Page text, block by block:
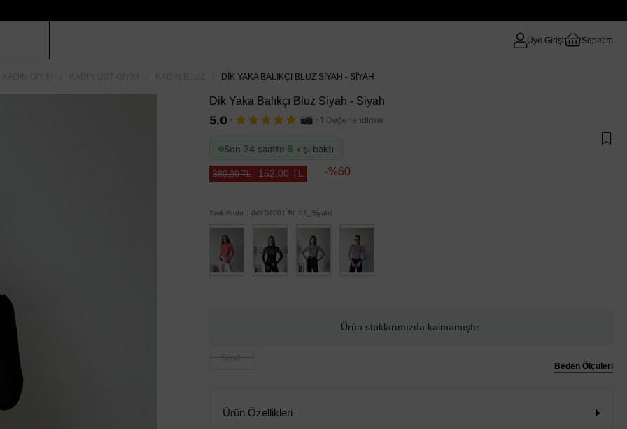
Üye Girişi Sepetim
DIK YAKA BALIKÇI BLUZ SIYAH - SIYAH
Dik Yaka Balıkçı Bluz Siyah - Siyah
5.0 · · 1 Değerlendirme
Son 24 saatte 5 kişi baktı
380,00 TL 152,00 TL 60
Stok Kodu (MYD7001.BL.01_Siyah)
Tükendi
Ürün stoklarımızda kalmamıştır.
Beden Ölçüleri
Ürün Özellikleri